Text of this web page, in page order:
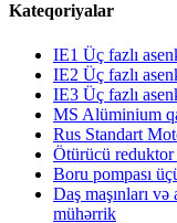
Kateqoriyalar
IE1 Üç fazlı
IE2 Üç fazlı
IE3 Üç fazlı
MS Alüminium
Rus Standart
Ötürücü reduktor
Boru pompası
Daş maşınları və
mühərrik